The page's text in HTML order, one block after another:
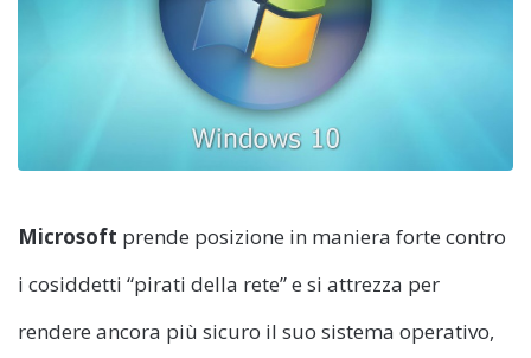
Microsoft prende posizione in maniera forte contro
i cosiddetti “pirati della rete” e si attrezza per
rendere ancora più sicuro il suo sistema operativo,